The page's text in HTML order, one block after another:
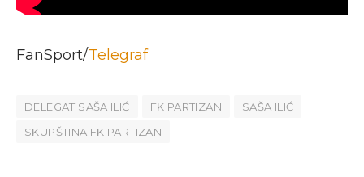
FanSport/Telegraf
DELEGAT SAŠA ILIĆ FK PARTIZAN
SAŠA ILIĆ
SKUPŠTINA FK PARTIZAN